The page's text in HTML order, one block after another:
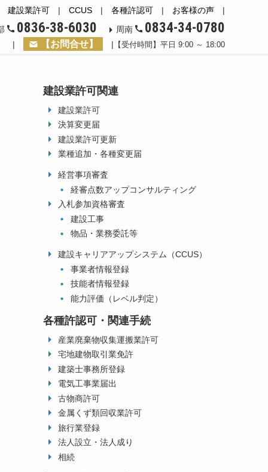
建設業許可 | CCUS | 各種許認可 | お客様の声 |
0836-38-6030 周南 0834-34-0780
| 【お問合せ】 | 【受付時間】平日 9:00 ～ 18:00
建設業許可関連
建設業許可
決算変更届
建設業許可更新
業種追加・各種変更届
経営事項審査
経審点数アップコンサルティング
入札参加資格審査
建設工事
物品・業務委託等
建設キャリアアップシステム（CCUS）
事業者情報登録
技能者情報登録
能力評価（レベル判定）
各種許認可・関連手続
産業廃棄物収集運搬業許可
宅地建物取引業免許
建築士事務所登録
電気工事業届出
古物商許可
金属くず類回収業許可
旅行業登録
法人設立・法人成り
相続